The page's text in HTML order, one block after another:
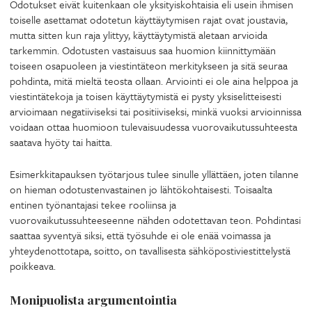
Odotukset eivät kuitenkaan ole yksityiskohtaisia eli usein ihmisen
toiselle asettamat odotetun käyttäytymisen rajat ovat joustavia,
mutta sitten kun raja ylittyy, käyttäytymistä aletaan arvioida
tarkemmin. Odotusten vastaisuus saa huomion kiinnittymään
toiseen osapuoleen ja viestintäteon merkitykseen ja sitä seuraa
pohdinta, mitä mieltä teosta ollaan. Arviointi ei ole aina helppoa ja
viestintätekoja ja toisen käyttäytymistä ei pysty yksiselitteisesti
arvioimaan negatiiviseksi tai positiiviseksi, minkä vuoksi arvioinnissa
voidaan ottaa huomioon tulevaisuudessa vuorovaikutussuhteesta
saatava hyöty tai haitta.
Esimerkkitapauksen työtarjous tulee sinulle yllättäen, joten tilanne
on hieman odotustenvastainen jo lähtökohtaisesti. Toisaalta
entinen työnantajasi tekee rooliinsa ja
vuorovaikutussuhteeseenne nähden odotettavan teon. Pohdintasi
saattaa syventyä siksi, että työsuhde ei ole enää voimassa ja
yhteydenottotapa, soitto, on tavallisesta sähköpostiviestittelystä
poikkeava.
Monipuolista argumentointia